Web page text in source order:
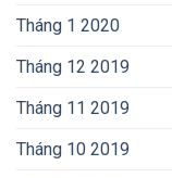
Tháng 1 2020
Tháng 12 2019
Tháng 11 2019
Tháng 10 2019